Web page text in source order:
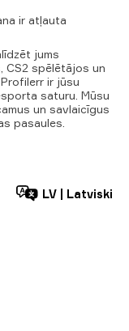
ir atļauta
jums
CS2 spēlētājos un
ir jūsu
saturu. Mūsu
un savlaicīgus
pasaules.
LV Latviski